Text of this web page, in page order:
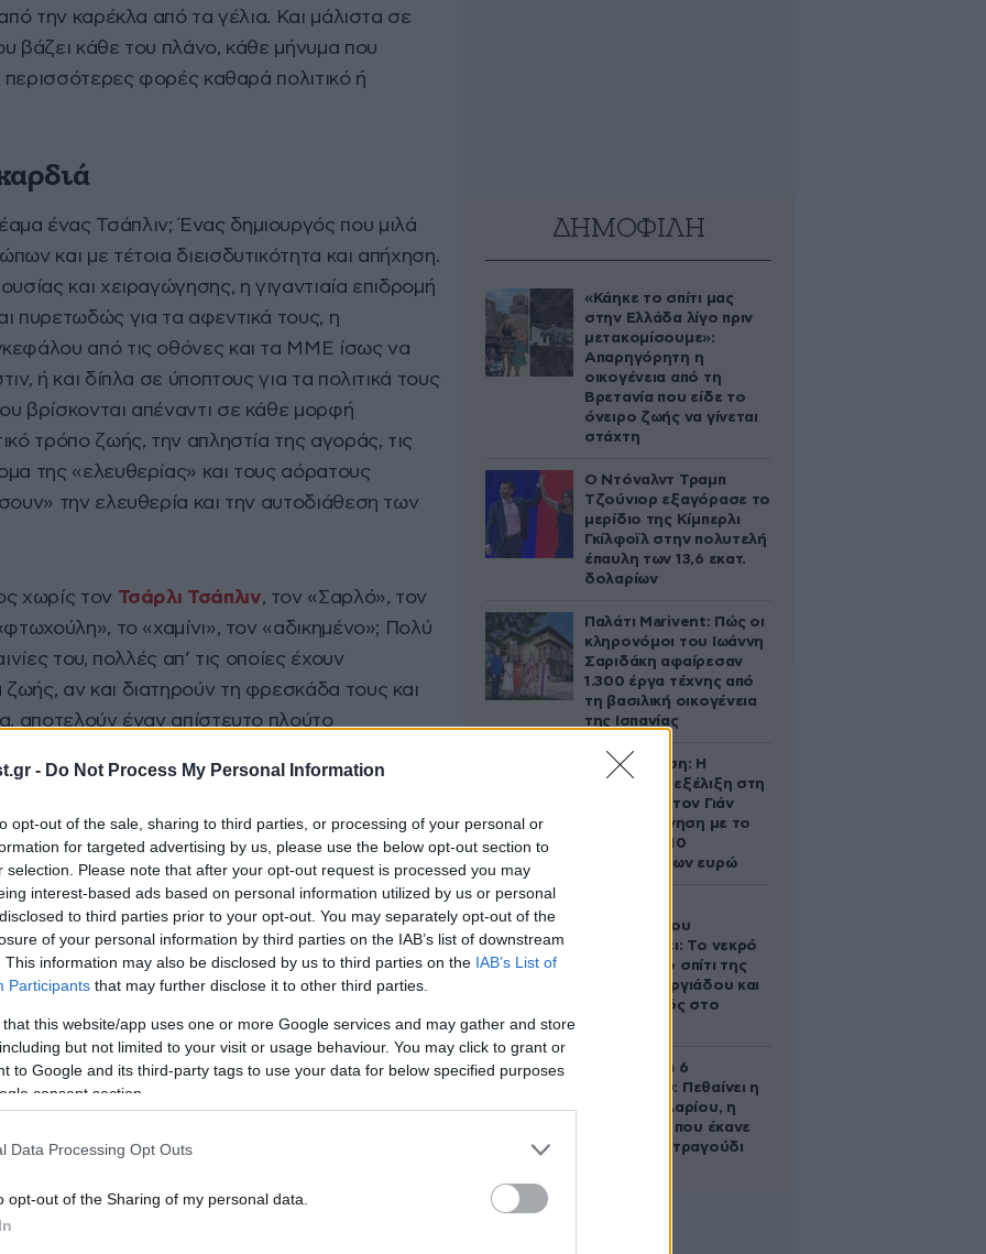
- Do Not Process My Personal Information
opt-out of the sale, sharing to third parties, or processing of your personal or
for targeted advertising by us, please use the below opt-out section to
selection. Please note that after your opt-out request is processed you may
interest-based ads based on personal information utilized by us or personal
to third parties prior to your opt-out. You may separately opt-out of the
of your personal information by third parties on the IAB’s list of downstream
This information may also be disclosed by us to third parties on the IAB’s List of
Participants that may further disclose it to other third parties.
that this website/app uses one or more Google services and may gather and store
but not limited to your visit or usage behaviour. You may click to grant or
to Google and its third-party tags to use your data for below specified purposes
consent section.
Data Processing Opt Outs
opt-out of the Sharing of my personal data.
την καρέκλα από τα γέλια. Και μάλιστα σε
βάζει κάθε του πλάνο, κάθε μήνυμα που
περισσότερες φορές καθαρά πολιτικό ή
ένας Τσάπλιν; Ένας δημιουργός που μιλά
και με τέτοια διεισδυτικότητα και απήχηση.
και χειραγώγησης, η γιγαντιαία επιδρομή
πυρετωδώς για τα αφεντικά τους, η
από τις οθόνες και τα ΜΜΕ ίσως να
ή και δίπλα σε ύποπτους για τα πολιτικά τους
βρίσκονται απέναντι σε κάθε μορφή
τρόπο ζωής, την απληστία της αγοράς, τις
της «ελευθερίας» και τους αόρατους
την ελευθερία και την αυτοδιάθεση των
χωρίς τον Τσάρλι Τσάπλιν, τον «Σαρλό», τον
το «χαμίνι», τον «αδικημένο»; Πολύ
του, πολλές απ’ τις οποίες έχουν
αν και διατηρούν τη φρεσκάδα τους και
αποτελούν έναν απίστευτο πλούτο
γιατί το έργο του έχει επηρεάσει σχεδόν
και της τέχνης γενικότερα.
χρόνια από τη γέννηση (16 Απριλίου 1889)
ηθοποιού όλων των εποχών και
-για το εύρος του έργου του- αφιέρωμα στη
του διαδρομή. Αυτή που ξεκίνησε από την
για να φτάσει στην κορυφή και για την
μαζί του οι λιγοστοί άξιοι
το αφιέρωμα του ΑΠΕ-ΜΠΕ.
ένα χρόνο πριν το 1890, στο Λονδίνο. Οι
μποέμ καλλιτέχνες του ελαφρού μουσικού
ένα χρόνο μετά τον ερχομό του
του και τα δυο τους παιδιά.
ΔΗΜΟΦΙΛΗ
«Κάηκε το σπίτι μας
στην Ελλάδα λίγο πριν
μετακομίσουμε»:
Απαρηγόρητη η
οικογένεια από τη
Βρετανία που είδε το
όνειρο ζωής να γίνεται
στάχτη
Ο Ντόναλντ Τραμπ
Τζούνιορ εξαγόρασε το
μερίδιο της Κίμπερλι
Γκίλφοϊλ στην πολυτελή
έπαυλη των 13,6 εκατ.
δολαρίων
Παλάτι Marivent: Πώς οι
κληρονόμοι του Ιωάννη
Σαριδάκη αφαίρεσαν
1.300 έργα τέχνης από
τη βασιλική οικογένεια
της Ισπανίας
Αθηνά Ωνάση: Η
απρόσμενη εξέλιξη στη
διαμάχη με τον Γιάν
Τοπς – Η κίνηση με το
άλογο των 10
εκατομμυρίων ευρώ
Τζώρτζογλου
αποκαλύπτει: Το νεκρό
έμβρυο στο σπίτι της
Μαρίας Γεωργιάδου και
ο εγκλεισμός στο
Σαν σήμερα 6
Αυγούστου: Πεθαίνει η
Ρίτα Σακελλαρίου, η
λαϊκή ντίβα που έκανε
τη ζωή της τραγούδι